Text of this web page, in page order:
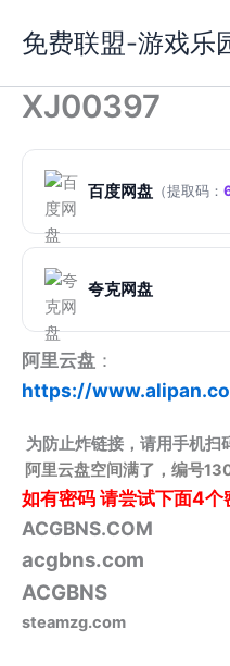
容
免费联盟-游戏乐
XJ00397
百度网盘 （提取码：
夸克网盘
阿里云盘 ：
https://
为防止炸链接，请用手机扫
阿里云盘空间满了，编号
如有密码请尝试下面4个
ACGBNS.COM
acgbns.com
ACGBNS
steamzg.com